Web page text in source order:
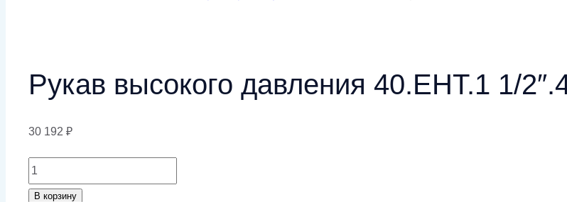
Рукав высокого давления 40.ЕНТ.1 1/
30 192 ₽
Количество
товара
В корзину